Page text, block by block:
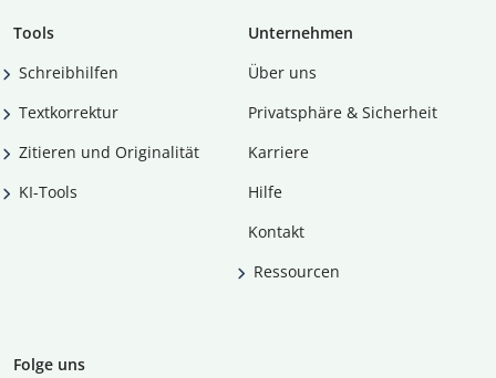
Tools
Schreibhilfen
Textkorrektur
Zitieren und Originalität
KI-Tools
Unternehmen
Über uns
Privatsphäre & Sicherheit
Karriere
Hilfe
Kontakt
Ressourcen
Folge uns